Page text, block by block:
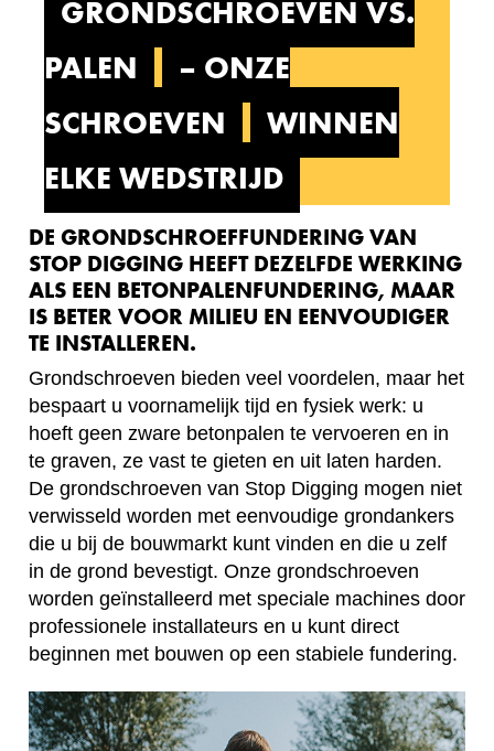
GRONDSCHROEVEN VS.
PALEN
– ONZE
SCHROEVEN
WINNEN
ELKE WEDSTRIJD
DE GRONDSCHROEFFUNDERING VAN
STOP DIGGING HEEFT DEZELFDE WERKING
ALS EEN BETONPALENFUNDERING, MAAR
IS BETER VOOR MILIEU EN EENVOUDIGER
TE INSTALLEREN.
Grondschroeven bieden veel voordelen, maar het
bespaart u voornamelijk tijd en fysiek werk: u
hoeft geen zware betonpalen te vervoeren en in
te graven, ze vast te gieten en uit laten harden.
De grondschroeven van Stop Digging mogen niet
verwisseld worden met eenvoudige grondankers
die u bij de bouwmarkt kunt vinden en die u zelf
in de grond bevestigt. Onze grondschroeven
worden geïnstalleerd met speciale machines door
professionele installateurs en u kunt direct
beginnen met bouwen op een stabiele fundering.